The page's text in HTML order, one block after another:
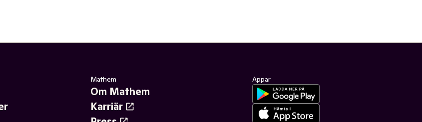
Mathem
Om Mathem
Karriär
Appar